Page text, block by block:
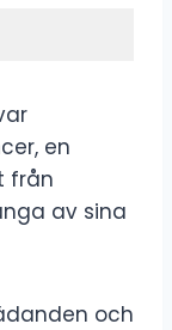
en
från
av sina
och